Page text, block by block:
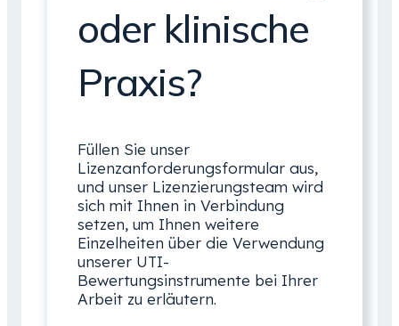
oder klinische
Praxis?
Füllen Sie unser
Lizenzanforderungsformular aus,
und unser Lizenzierungsteam wird
sich mit Ihnen in Verbindung
setzen, um Ihnen weitere
Einzelheiten über die Verwendung
unserer UTI-
Bewertungsinstrumente bei Ihrer
Arbeit zu erläutern.